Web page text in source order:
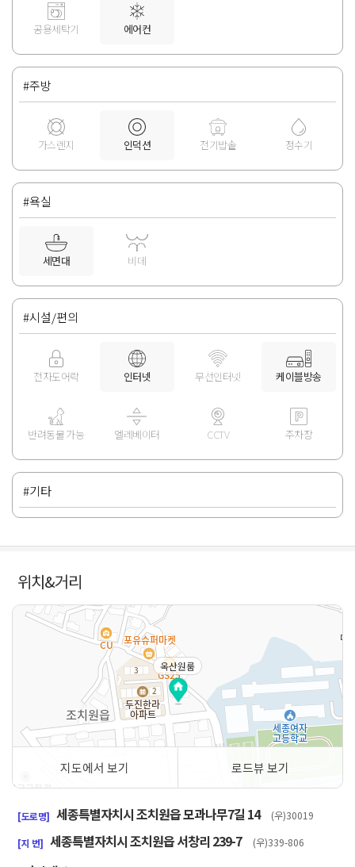
공용세탁기 에어컨
#주방
가스렌지 인덕션 전기밥솥 정수기
#욕실
세면대 비데
#시설/편의
전자도어락 인터넷 무선인터넷 케이블방송
반려동물 가능 엘레베이터 CCTV 주차장
#기타
위치&거리
옥산원룸
지도에서 보기 로드뷰 보기
[도로명] 세종특별자치시 조치원읍 모과나무7길 14 (우)30019
[지 번] 세종특별자치시 조치원읍 서창리 239-7 (우)339-806